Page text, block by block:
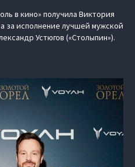
в кино» получила Виктория
за исполнение лучшей мужской
Устюгов («Столыпин»).